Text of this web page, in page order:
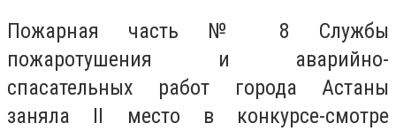
Пожарная часть № 8 Службы
пожаротушения и аварийно-
спасательных работ города Астаны
заняла II место в конкурсе-смотре